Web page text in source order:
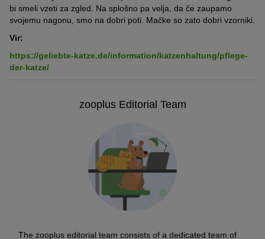
bi smeli vzeti za zgled. Na splošno pa velja, da če zaupamo
svojemu nagonu, smo na dobri poti. Mačke so zato dobri vzorniki.
Vir:
https://geliebte-katze.de/information/katzenhaltung/pflege-
der-katze/
zooplus Editorial Team
The zooplus editorial team consists of a dedicated team of